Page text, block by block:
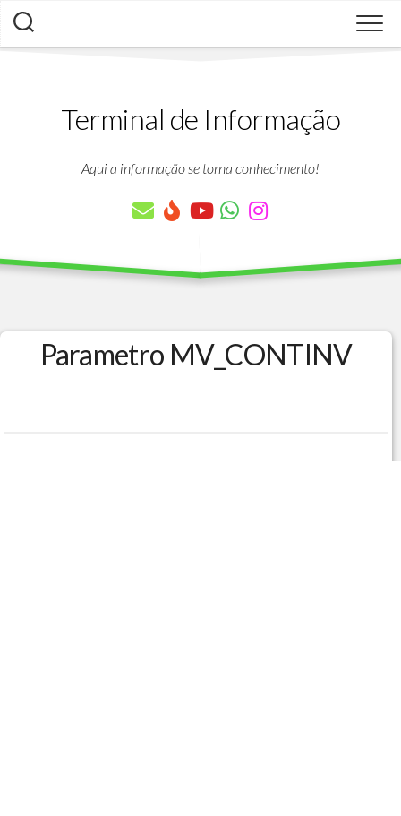
Skip
content
Terminal de Informação
Aqui a informação se torna conhecimento!
Parametro MV_CONTINV